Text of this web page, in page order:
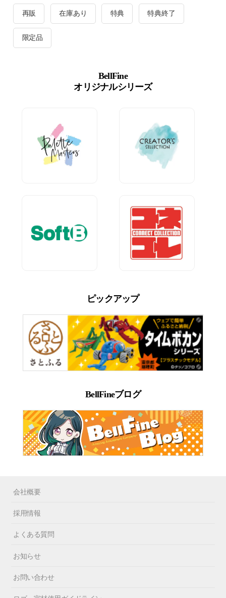
再販 在庫あり 特典 特典終了
限定品
BellFine
オリジナルシリーズ
ピックアップ
BellFineブログ
会社概要
採用情報
よくある質問
お知らせ
お問い合わせ